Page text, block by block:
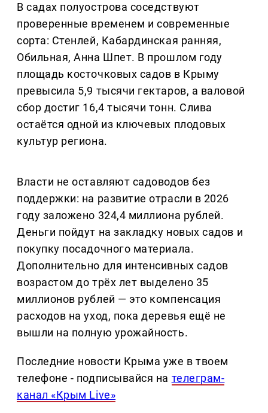
В садах полуострова соседствуют
проверенные временем и современные
сорта: Стенлей, Кабардинская ранняя,
Обильная, Анна Шпет. В прошлом году
площадь косточковых садов в Крыму
превысила 5,9 тысячи гектаров, а валовой
сбор достиг 16,4 тысячи тонн. Слива
остаётся одной из ключевых плодовых
культур региона.
Власти не оставляют садоводов без
поддержки: на развитие отрасли в 2026
году заложено 324,4 миллиона рублей.
Деньги пойдут на закладку новых садов и
покупку посадочного материала.
Дополнительно для интенсивных садов
возрастом до трёх лет выделено 35
миллионов рублей — это компенсация
расходов на уход, пока деревья ещё не
вышли на полную урожайность.
Последние новости Крыма уже в твоем
телефоне - подписывайся на телеграм-
канал «Крым Live»